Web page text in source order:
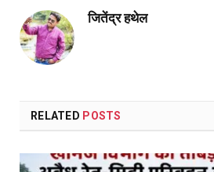
जितेंद्र हथेल
RELATED POSTS